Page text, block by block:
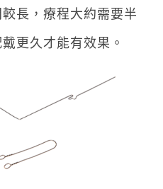
長，療程大約需要半
更久才能有效果。